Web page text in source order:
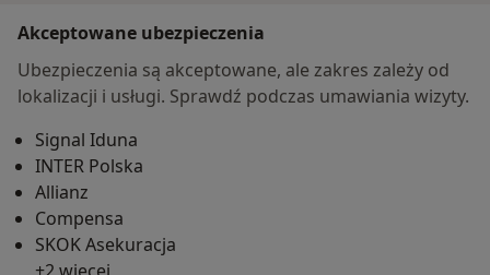
Akceptowane ubezpieczenia
Ubezpieczenia są akceptowane, ale zakres zależy od
lokalizacji i usługi. Sprawdź podczas umawiania wizyty.
Signal Iduna
INTER Polska
Allianz
Compensa
SKOK Asekuracja